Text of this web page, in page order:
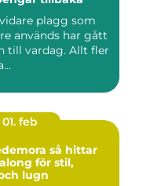
plagg som
används har gått
till vardag. Allt fler
01. feb
så hittar
för stil,
lugn